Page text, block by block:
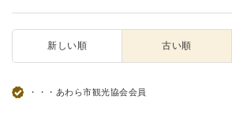
新しい順 古い順
・・・あわら市観光協会会員